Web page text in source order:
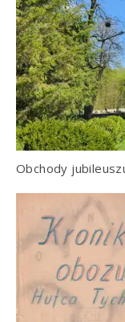
Obchody